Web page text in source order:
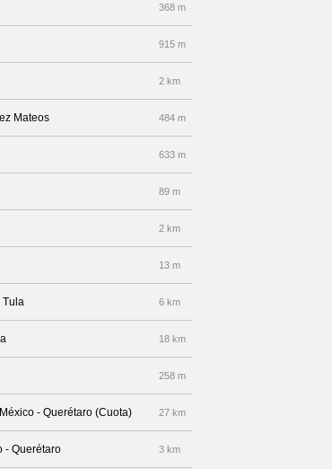
368 m
915 m
2 km
Mateos 484 m
633 m
89 m
2 km
13 m
Tula 6 km
18 km
258 m
- Querétaro (Cuota) 27 km
- Querétaro 3 km